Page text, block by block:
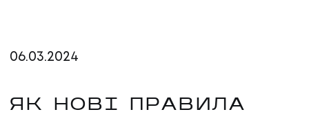
06.03.2024
ЯК НОВІ ПРАВИЛА